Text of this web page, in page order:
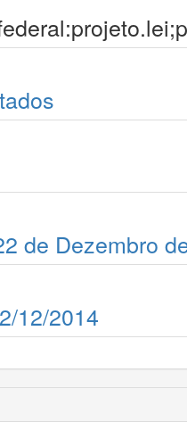
de Dezembro
12/2014